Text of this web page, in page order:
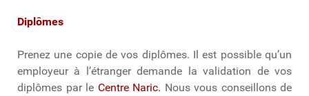
Diplômes
Prenez une copie de vos diplômes. Il est possible qu’un
employeur à l’étranger demande la validation de vos
diplômes par le Centre Naric. Nous vous conseillons de